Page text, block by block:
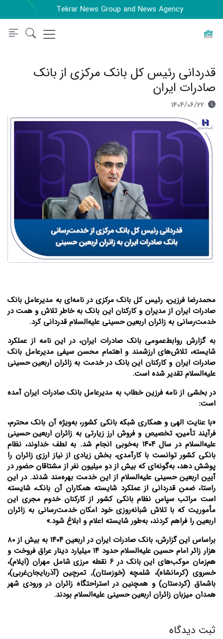
Tekrar News Group and News Agency
قدردانی رئیس کل بانک مرکزی از بانک
صادرات ایران
1404/06/22
محمدرضا فرزین، رئیس کل بانک مرکزی در نامه‌ای به مدیرعامل بانک
صادرات ایران از مدیران و کارکنان این بانک به‌ خاطر تلاش و همت در
خدمت‌رسانی به زائران اربعین حسینی علیه‌السلام قدردانی کرد.
به گزارش روابط‌عمومی بانک صادرات ایران، در این نامه از عملکرد
شایسته، تلاش‌های ارزشمند و اهتمام محسن سیفی مدیرعامل بانک
صادرات ایران و کارکنان این بانک در خدمت به زائران اربعین حسینی
علیه‌السلام تقدیر شده است.
در بخشی از نامه فرزین خطاب به مدیرعامل بانک صادرات ایران آمده
است:
«با عنایت الهی و همکاری شبکه بانکی کشور، به‌ویژه آن بانک محترم،
فرآیند تأمین، تخصیص و فروش ارز زیارتی به زائران اربعین حسینی
علیه‌السلام در سال ۱۴۰۴ به‌خوبی انجام شد. به لطف خداوند، نظام
بانکی کشور توانست با کارآمدی، بخش زیادی از نیاز ارزی زائران را
پوشش دهد، به‌گونه‌ای که بیش از دو میلیون نفر از مشتاقان حضور در
آیین اربعین حسینی علیه‌السلام از این خدمت بهره‌مند شدند. در این
راستا، ضمن قدردانی از عملکرد شایسته همکاران آن بانک، شایسته
است مراتب سپاس نظام بانکی کشور از کارکنان خدوم مجری این
مأموریت که با تلاش شبانه‌روزی خود امکان خدمت‌رسانی به زائران
اربعین را فراهم کردند، به‌طور شایسته اعلام و ابلاغ شود.»
براساس این گزارش، بانک صادرات ایران در اربعین ۱۴۰۴ به بیش از ۸۰
هزار زائر امام حسین علیه‌السلام حدود ۱۴ میلیارد دینار عراق فروخت و
هم‌زمان موکب‌های این بانک در ۶ نقطه مرزی شامل مهران (ایلام)،
خسروی (کرمانشاه)، شلمچه (خوزستان), تمرچین (آذربایجان‌غربی)،
باشماق (کردستان) و همچنین در استراحتگاه زائران در ورودی شهر
همدان میزبان زائران اربعین حسینی علیه‌السلام بودند.
ثبت دیدگاه